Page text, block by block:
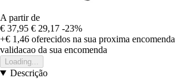
A partir de
€ 37,95 € 29,17 -23%
+€ 1,46 oferecidos na sua proxima encomenda
validacao da sua encomenda
Loading...
Descrição